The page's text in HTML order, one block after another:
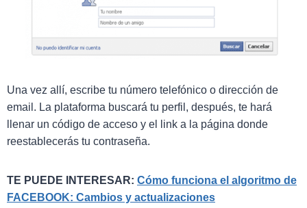
Una vez allí, escribe tu número telefónico o dirección de
email. La plataforma buscará tu perfil, después, te hará
llenar un código de acceso y el link a la página donde
reestablecerás tu contraseña.
TE PUEDE INTERESAR: Cómo funciona el algoritmo de
FACEBOOK: Cambios y actualizaciones